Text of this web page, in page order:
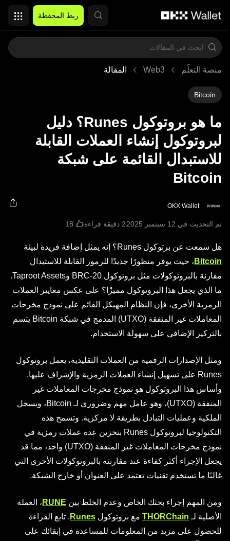
ربط المحفظة
منصة التعلُّم Web3 المقالة
Bitcoin
ما هو بروتوكول Runes؟ دليل
لبروتوكول إنشاء العملات القابلة
للاستبدال القائمة على شبكة
Bitcoin
OKX Wallet
تم التحديث في ‏12 سبتمبر 2025 2 دقيقة قراءة
هل سمعت عن برتوكول Runes؟ إنه يمثل إضافة فريدة لبيئة
Bitcoin ، حيث يوفر منظورًا جديدًا للرموز القابلة للاستبدال
مقارنة بالبروتوكولات مثل بروتوكول BRC-20 وTaproot Assets.
ما الذي يجعل هذا البروتوكول مميزًا؟ على عكس معايير العملات
الرمزية الأخرى، فإن النظام المهيكل القائم على نموذج مخرجات
المعاملات غير المنفقة (UTXO) المدمج في شبكة Bitcoin يتسم
بالتركيز الإضافي على سهولة الاستخدام.
ومثل الإصدارات الرقمية من العملات التقليدية، يعمل بروتوكول
Runes على تسهيل إنشاء العملات الرمزية والإشراف عليها.
وأساس هذا البروتوكول هو نموذج مخرجات المعاملات غير
المنفقة (UTXO)، وهو عامل مهم وضروري لـ Bitcoin، ويسجل
الملكية وعمليات التبادل بطريقة لا مركزية. وتسمح هذه
التكنولوجيا لبروتوكول Runes بتخزين عدة عملات رمزية في
نموذج مخرجات المعاملات غير المنفقة (UTXO) واحد، مما قد
يجعل الإجراء أكثر كفاءة عند مقارنته بالبروتوكولات الأخرى التي
غالبًا ما تستخدم تقنيات تعتمد على العنوان أو خارج الشبكة.
ومن المهم إجراء بحثك الخاص وعدم الخلط بين RUNE ، العملة
الأصلية لـ THORChain مع بروتوكول Runes . تابع القراءة
للحصول على مزيد من المعلومات للمساعدة في إبقائك على